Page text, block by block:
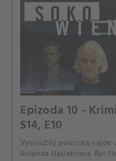
Epizoda 10 -
S14, E10
Vysloužilý policista najde
Rolanda Haslehnera. Byl